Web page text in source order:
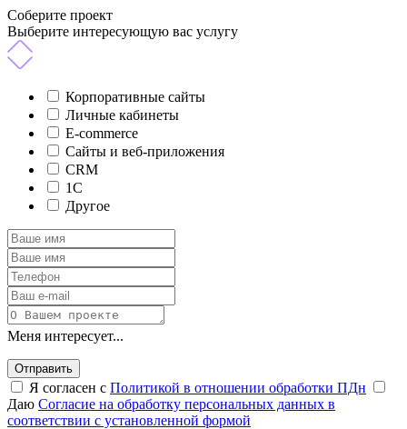
Соберите проект
Выберите интересующую вас услугу
Корпоративные сайты
Личные кабинеты
E-commerce
Сайты и веб-приложения
CRM
1C
Другое
Меня интересует...
Отправить
Я согласен с Политикой в отношении обработки ПДн
Даю Согласие на обработку персональных данных в
соответствии с установленной формой